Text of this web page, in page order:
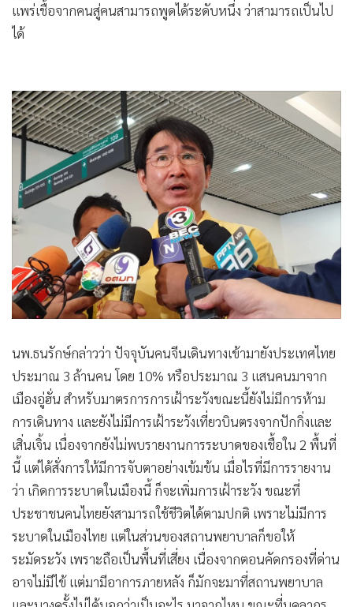
แพร่เชื้อจากคนสู่คนสามารถพูดได้ระดับหนึ่ง ว่าสามารถเป็นไป
ได้
นพ.ธนรักษ์กล่าวว่า ปัจจุบันคนจีนเดินทางเข้ามายังประเทศไทย
ประมาณ 3 ล้านคน โดย 10% หรือประมาณ 3 แสนคนมาจาก
เมืองอู่ฮั่น สำหรับมาตรการการเฝ้าระวังขณะนี้ยังไม่มีการห้าม
การเดินทาง และยังไม่มีการเฝ้าระวังเที่ยวบินตรงจากปักกิ่งและ
เสิ่นเจิ้น เนื่องจากยังไม่พบรายงานการระบาดของเชื้อใน 2 พื้นที่
นี้ แต่ได้สั่งการให้มีการจับตาอย่างเข้มข้น เมื่อไรที่มีการรายงาน
ว่า เกิดการระบาดในเมืองนี้ ก็จะเพิ่มการเฝ้าระวัง ขณะที่
ประชาชนคนไทยยังสามารถใช้ชีวิตได้ตามปกติ เพราะไม่มีการ
ระบาดในเมืองไทย แต่ในส่วนของสถานพยาบาลก็ขอให้
ระมัดระวัง เพราะถือเป็นพื้นที่เสี่ยง เนื่องจากตอนคัดกรองที่ด่าน
อาจไม่มีไข้ แต่มามีอาการภายหลัง ก็มักจะมาที่สถานพยาบาล